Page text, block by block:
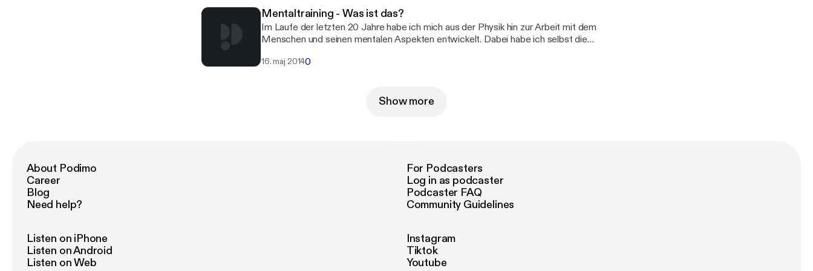
Arbeit durchaus gewollt sind.
Mentaltraining - Was ist das?
Im Laufe der letzten 20 Jahre habe ich mich aus der Physik hin zur Arbeit mit dem
Menschen und seinen mentalen Aspekten entwickelt. Dabei habe ich selbst die
nennen. Der folgende Podcast, aufgenommen während einer Veranstaltung in
16. maj 20140
Show more
About Podimo
Career
Blog
Need help?
For Podcasters
Log in as podcaster
Podcaster FAQ
Community Guidelines
Listen on iPhone
Listen on Android
Listen on Web
Instagram
Tiktok
Youtube